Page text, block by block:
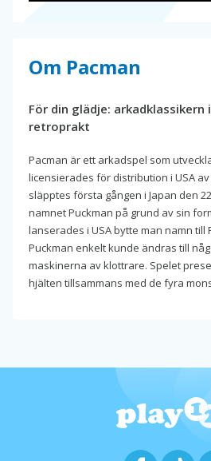
Om Pacman
För din glädje: arkadklassikern
retroprakt
Pacman är ett arkadspel som
licensierades för distribution i USA
släpptes första gången i Japan den
namnet Puckman på grund av sin
lanserades i USA bytte man namn till
Puckman enkelt kunde ändras till
maskinerna av klottrare. Spelet
hjälten tillsammans med de fyra